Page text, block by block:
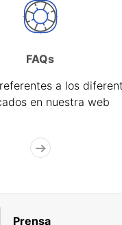
FAQs
a los
en nuestra web
Prensa